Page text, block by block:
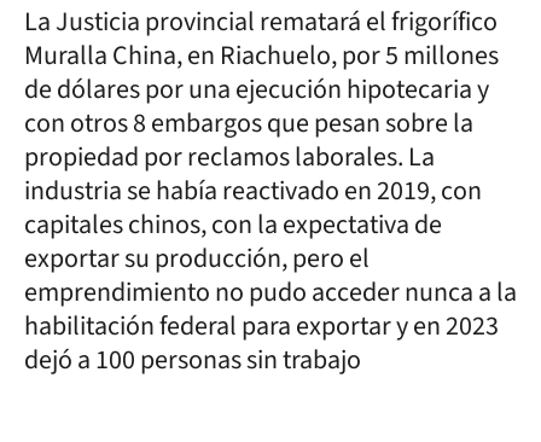
La Justicia provincial rematará el frigorífico
Muralla China, en Riachuelo, por 5 millones
de dólares por una ejecución hipotecaria y
con otros 8 embargos que pesan sobre la
propiedad por reclamos laborales. La
industria se había reactivado en 2019, con
capitales chinos, con la expectativa de
exportar su producción, pero el
emprendimiento no pudo acceder nunca a la
habilitación federal para exportar y en 2023
dejó a 100 personas sin trabajo